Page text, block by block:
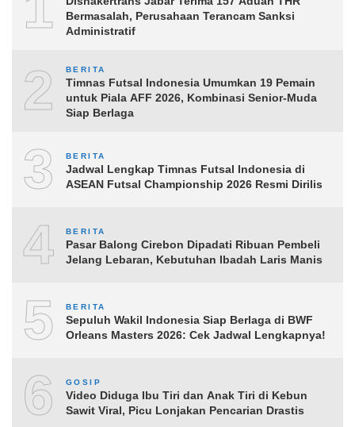
Bermasalah, Perusahaan Terancam Sanksi
Administratif
2 BERITA
Timnas Futsal Indonesia Umumkan 19 Pemain
untuk Piala AFF 2026, Kombinasi Senior-Muda
Siap Berlaga
3 BERITA
Jadwal Lengkap Timnas Futsal Indonesia di
ASEAN Futsal Championship 2026 Resmi Dirilis
4 BERITA
Pasar Balong Cirebon Dipadati Ribuan Pembeli
Jelang Lebaran, Kebutuhan Ibadah Laris Manis
5 BERITA
Sepuluh Wakil Indonesia Siap Berlaga di BWF
Orleans Masters 2026: Cek Jadwal Lengkapnya!
6 GOSIP
Video Diduga Ibu Tiri dan Anak Tiri di Kebun
Sawit Viral, Picu Lonjakan Pencarian Drastis